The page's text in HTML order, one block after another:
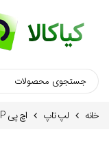
خانه لپ تاپ اچ پی HP